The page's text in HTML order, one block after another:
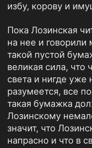
избу, корову и
Пока Лозинская
на нее и говорили
такой пустой
великая сила, что
света и нигде уже
разумеется, все
такая бумажка
Лозинскому
значит, что
напрасно и что в